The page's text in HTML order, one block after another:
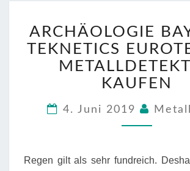
BAYERN
–
PRO
KAUFEN
ARCHÄOLOGIE
TEKNETICS
KAUFEN
4. Juni 2019
Regen gilt als sehr fundreich.